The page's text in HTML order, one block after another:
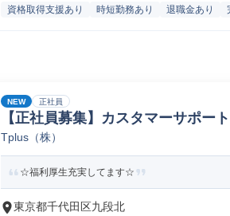
資格取得支援あり 時短勤務あり 退職金あり
NEW 正社員
【正社員募集】カスタマーサポー
Tplus（株）
☆福利厚生充実してます☆
東京都千代田区九段北